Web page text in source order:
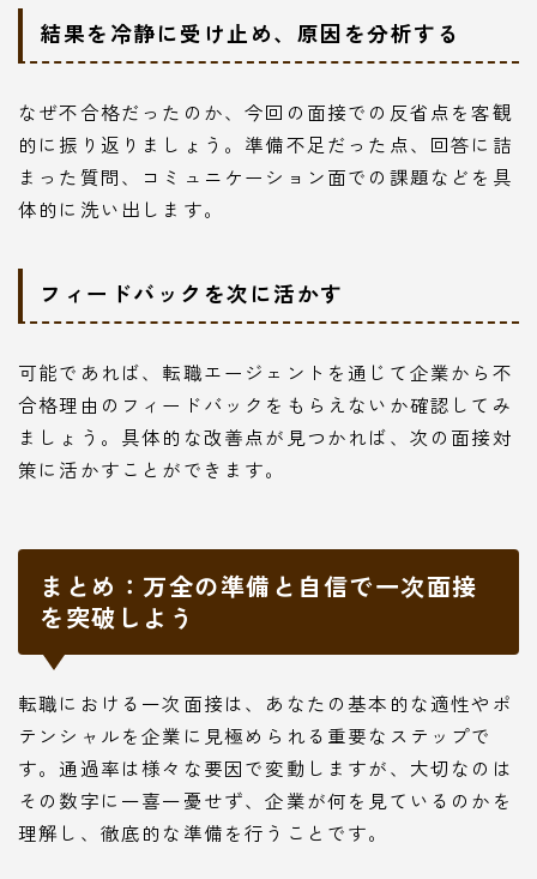
Follow Me
結果を冷静に受け止め、原因を分析する
なぜ不合格だったのか、今回の面接での反省点を客観
的に振り返りましょう。準備不足だった点、回答に詰
まった質問、コミュニケーション面での課題などを具
体的に洗い出します。
フィードバックを次に活かす
可能であれば、転職エージェントを通じて企業から不
合格理由のフィードバックをもらえないか確認してみ
ましょう。具体的な改善点が見つかれば、次の面接対
策に活かすことができます。
まとめ：万全の準備と自信で一次面接
を突破しよう
転職における一次面接は、あなたの基本的な適性やポ
テンシャルを企業に見極められる重要なステップで
す。通過率は様々な要因で変動しますが、大切なのは
その数字に一喜一憂せず、企業が何を見ているのかを
理解し、徹底的な準備を行うことです。
本サイトがおすすめする転職エージェント